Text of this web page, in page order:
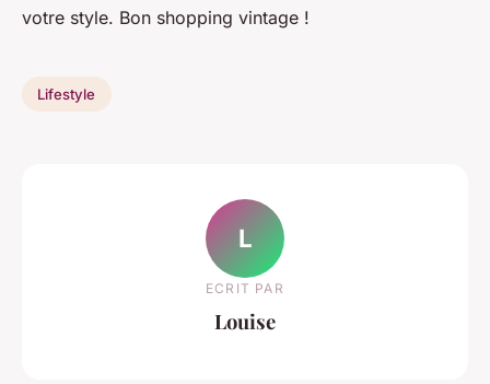
votre style. Bon shopping vintage !
Lifestyle
L
ECRIT PAR
Louise